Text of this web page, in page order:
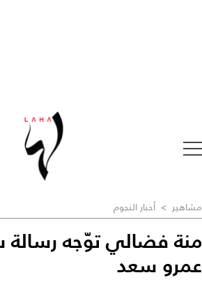
مشاهير > أخبار النجوم
منة فضالي توّجه رسالة
عمرو سعد